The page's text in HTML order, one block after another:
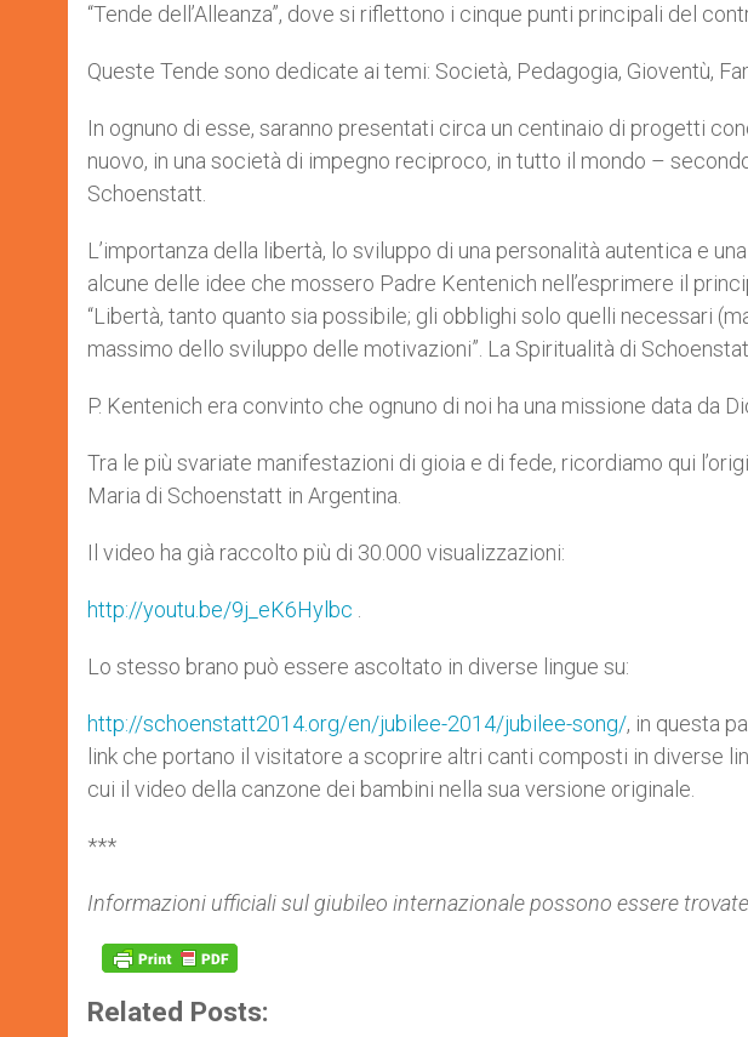
“Tende dell’Alleanza”, dove si riflettono i cinque punti principali del
Queste Tende sono dedicate ai temi: Società, Pedagogia, Gioventù,
In ognuno di esse, saranno presentati circa un centinaio di progetti
nuovo, in una società di impegno reciproco, in tutto il mondo –
Schoenstatt.
L’importanza della libertà, lo sviluppo di una personalità autentica e
alcune delle idee che mossero Padre Kentenich nell’esprimere il
“Libertà, tanto quanto sia possibile; gli obblighi solo quelli necessari
massimo dello sviluppo delle motivazioni”. La Spiritualità di
P. Kentenich era convinto che ognuno di noi ha una missione data da
Tra le più svariate manifestazioni di gioia e di fede, ricordiamo qui
Maria di Schoenstatt in Argentina.
Il video ha già raccolto più di 30.000 visualizzazioni:
http://youtu.be/9j_eK6Hylbc
Lo stesso brano può essere ascoltato in diverse lingue su:
http://schoenstatt2014.org/en/jubilee-2014/jubilee-song/, in questa
link che portano il visitatore a scoprire altri canti composti in diverse
cui il video della canzone dei bambini nella sua versione originale.
***
Informazioni ufficiali sul giubileo internazionale possono essere
Related Posts: